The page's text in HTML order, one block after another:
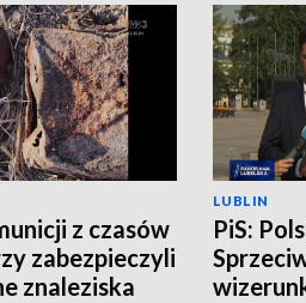
z czasów
zabezpieczyli
znaleziska
LUBLIN
PiS: